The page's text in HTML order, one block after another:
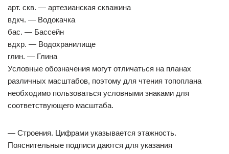
арт. скв. — артезианская скважина
вдкч. — Водокачка
бас. — Бассейн
вдхр. — Водохранилище
глин. — Глина
Условные обозначения могут отличаться на планах
различных масштабов, поэтому для чтения топоплана
необходимо пользоваться условными знаками для
соответствующего масштаба.
— Строения. Цифрами указывается этажность.
Пояснительные подписи даются для указания